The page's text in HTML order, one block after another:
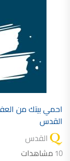
احمي بيتك من
القدس
القدس
10 مشاهدات